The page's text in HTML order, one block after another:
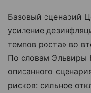
Базовый сценарий
усиление
темпов роста» во
По словам Эльвиры
описанного
рисков: сильное